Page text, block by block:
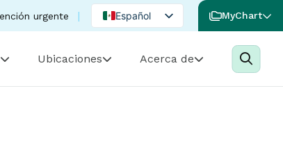
urgente
Español
Portuguese
MyChart
Ubicaciones Acerca de